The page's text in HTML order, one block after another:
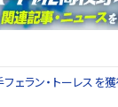
ェラン・トーレスを